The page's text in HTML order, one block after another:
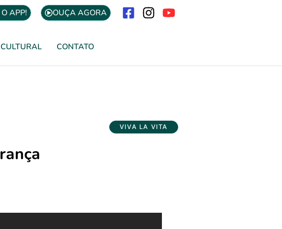
APP! OUÇA AGORA
CONTATO
VIVA LA VITA